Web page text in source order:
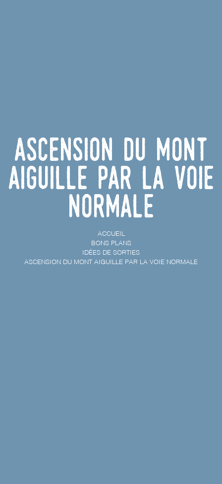
Ascension du Mont
Aiguille par la voie
normale
ACCUEIL
BONS PLANS
IDÉES DE SORTIES
ASCENSION DU MONT AIGUILLE PAR LA VOIE NORMALE